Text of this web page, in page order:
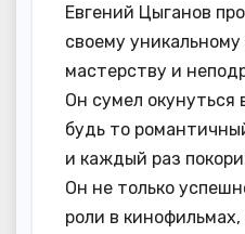
Евгений Цыганов
своему уникальному
мастерству и
Он сумел окунуться
будь то
и каждый раз
Он не только
роли в